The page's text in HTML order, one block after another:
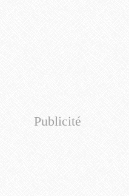
Publicité